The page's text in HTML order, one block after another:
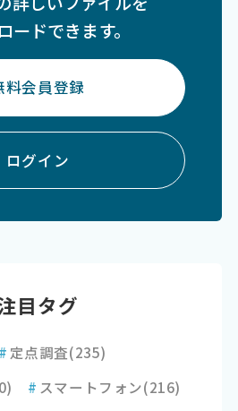
ードできます。
料会員登録
ログイン
目タグ
# 定点調査(235)
# スマートフォン(216)